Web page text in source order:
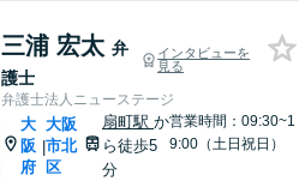
三浦 宏太 弁
護士
インタビューを
見る
弁護士法人ニューステージ
大
阪
府
|
大阪
市北
区
扇町駅か
ら徒歩5
分
営業時間：09:30~1
9:00（土日祝日）